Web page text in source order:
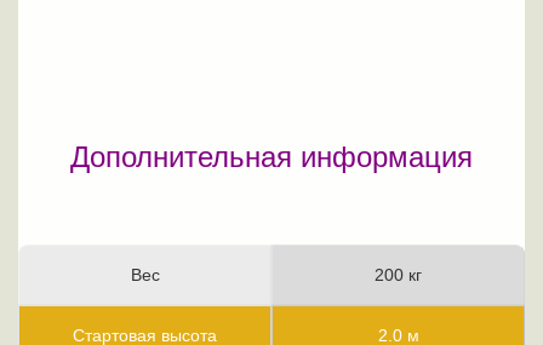
Дополнительная информация
Вес
Стартовая высота
200 кг
2.0 м